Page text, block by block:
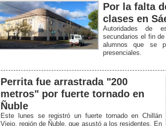
Por la falta
clases en
Autoridades de
secundarios el fin
alumnos que se
presenciales.
Perrita fue arrastrada "200
metros" por fuerte tornado en
Ñuble
Este lunes se registró un fuerte tornado en Chillán
Viejo, región de Ñuble, que asustó a los residentes. En